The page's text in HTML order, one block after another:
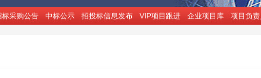
招标采购
中标公示
标采购公告 中标公示 招投标信息发布 VIP项目跟进 企业项目库 项目负责